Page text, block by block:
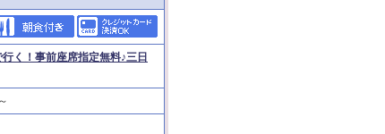
く！事前座席指定無料♪三日